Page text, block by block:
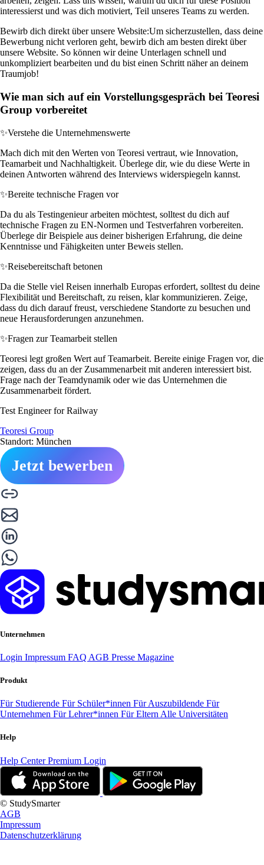
interessierst und was dich motiviert, Teil unseres Teams zu werden.
Bewirb dich direkt über unsere Website:Um sicherzustellen, dass deine
Bewerbung nicht verloren geht, bewirb dich am besten direkt über
unsere Website. So können wir deine Unterlagen schnell und
unkompliziert bearbeiten und du bist einen Schritt näher an deinem
Traumjob!
Wie man sich auf ein Vorstellungsgespräch bei Teoresi
Group vorbereitet
✨Verstehe die Unternehmenswerte
Mach dich mit den Werten von Teoresi vertraut, wie Innovation,
Teamarbeit und Nachhaltigkeit. Überlege dir, wie du diese Werte in
deinen Antworten während des Interviews widerspiegeln kannst.
✨Bereite technische Fragen vor
Da du als Testingenieur arbeiten möchtest, solltest du dich auf
technische Fragen zu EN-Normen und Testverfahren vorbereiten.
Überlege dir Beispiele aus deiner bisherigen Erfahrung, die deine
Kenntnisse und Fähigkeiten unter Beweis stellen.
✨Reisebereitschaft betonen
Da die Stelle viel Reisen innerhalb Europas erfordert, solltest du deine
Flexibilität und Bereitschaft, zu reisen, klar kommunizieren. Zeige,
dass du dich darauf freust, verschiedene Standorte zu besuchen und
neue Herausforderungen anzunehmen.
✨Fragen zur Teamarbeit stellen
Teoresi legt großen Wert auf Teamarbeit. Bereite einige Fragen vor, die
zeigen, dass du an der Zusammenarbeit mit anderen interessiert bist.
Frage nach der Teamdynamik oder wie das Unternehmen die
Zusammenarbeit fördert.
Test Engineer for Railway
Teoresi Group
Standort: München
Jetzt bewerben
Unternehmen
Login Impressum FAQ AGB Presse Magazine
Produkt
Für Studierende Für Schüler*innen Für Auszubildende Für
Unternehmen Für Lehrer*innen Für Eltern Alle Universitäten
Help
Help CenterPremium Login
© StudySmarter
AGB
Impressum
Datenschutzerklärung